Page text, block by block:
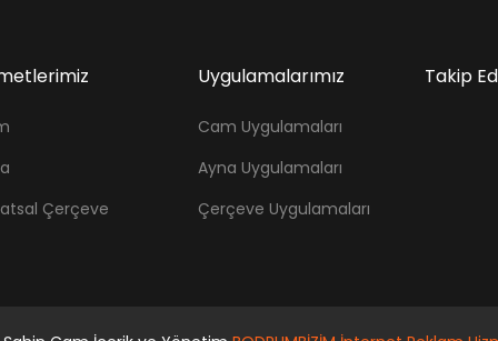
Çerçeve
Uygulamalarımız
Cam Uygulamaları
Ayna Uygulamaları
Çerçeve Uygulamaları
Takip